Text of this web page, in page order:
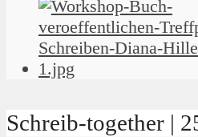
Schreib-together |